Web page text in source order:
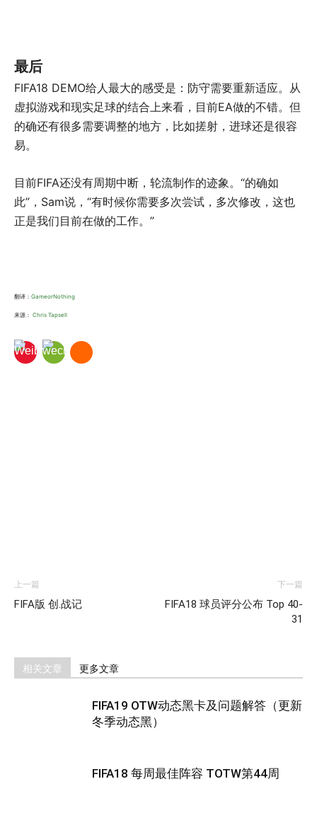
最后
FIFA18 DEMO给人最大的感受是：防守需要重新适应。从
虚拟游戏和现实足球的结合上来看，目前EA做的不错。但
的确还有很多需要调整的地方，比如搓射，进球还是很容
易。
目前FIFA还没有周期中断，轮流制作的迹象。“的确如
此”，Sam说，“有时候你需要多次尝试，多次修改，这也
正是我们目前在做的工作。”
翻译： GameorNothing
来源： Chris Tapsell
上一篇
FIFA版 创.战记
下一篇
FIFA18 球员评分公布 Top 40-
31
相关文章 更多文章
FIFA19 OTW动态黑卡及问题解答（更新
冬季动态黑）
FIFA18 每周最佳阵容 TOTW第44周